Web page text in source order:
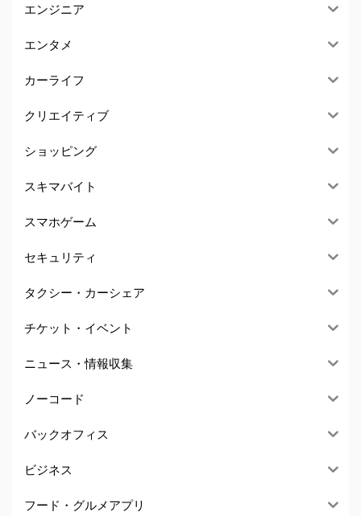
エンジニア
エンタメ
カーライフ
クリエイティブ
ショッピング
スキマバイト
スマホゲーム
セキュリティ
タクシー・カーシェア
チケット・イベント
ニュース・情報収集
ノーコード
バックオフィス
ビジネス
フード・グルメアプリ